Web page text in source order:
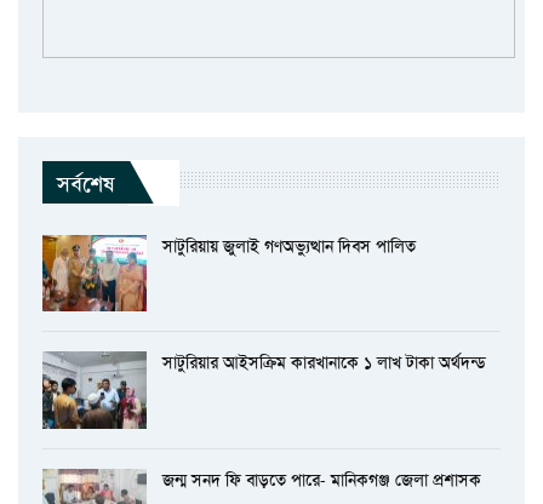
সর্বশেষ
সাটুরিয়ায় জুলাই গণঅভ্যুত্থান দিবস পালিত
সাটুরিয়ার আইসক্রিম কারখানাকে ১ লাখ টাকা অর্থদন্ড
জন্ম সনদ ফি বাড়তে পারে- মানিকগঞ্জ জেলা প্রশাসক